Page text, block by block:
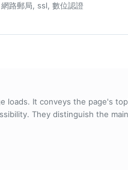
路郵局, ssl, 數位認證
loads. It conveys the page's
They distinguish the